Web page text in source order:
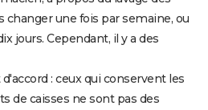
changer une fois par semaine, ou
jours. Cependant, il y a des
: ceux qui conservent les
de caisses ne sont pas des